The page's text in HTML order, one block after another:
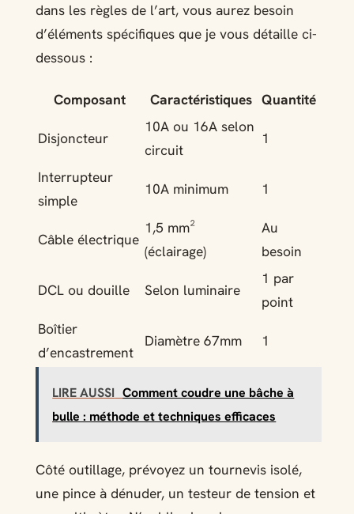
dans les règles de l’art, vous aurez besoin
d’éléments spécifiques que je vous détaille ci-
dessous :
Composant Caractéristiques Quantité
Disjoncteur
10A ou 16A selon
circuit
1
Interrupteur
simple
10A minimum 1
Câble électrique
1,5 mm²
(éclairage)
Au
besoin
DCL ou douille Selon luminaire
1 par
point
Boîtier
d’encastrement
Diamètre 67mm 1
LIRE AUSSI Comment coudre une bâche à
bulle : méthode et techniques efficaces
Côté outillage, prévoyez un tournevis isolé,
une pince à dénuder, un testeur de tension et